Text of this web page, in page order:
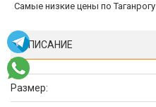
Самые низкие цены по Таганрогу
ОПИСАНИЕ
Размер: